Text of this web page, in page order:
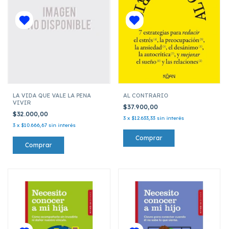
LA VIDA QUE VALE LA PENA
VIVIR
$32.000,00
3 x $10.666,67 sin interés
AL CONTRARIO
$37.900,00
3 x $12.633,33 sin interés